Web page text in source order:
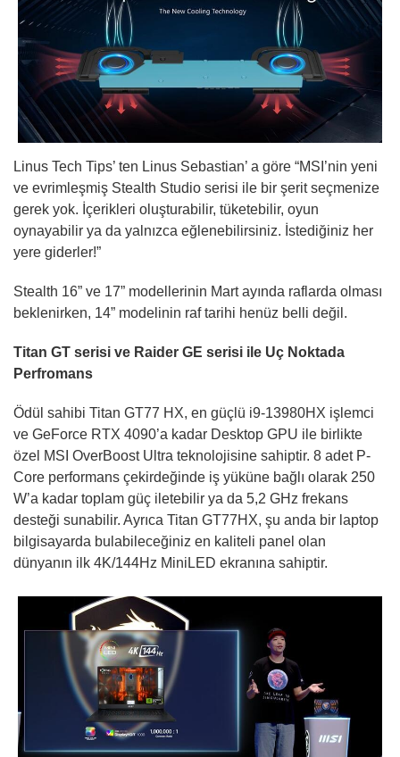
Linus Tech Tips’ ten Linus Sebastian’ a göre “MSI’nin yeni
ve evrimleşmiş Stealth Studio serisi ile bir şerit seçmenize
gerek yok. İçerikleri oluşturabilir, tüketebilir, oyun
oynayabilir ya da yalnızca eğlenebilirsiniz. İstediğiniz her
yere giderler!”
Stealth 16” ve 17” modellerinin Mart ayında raflarda olması
beklenirken, 14” modelinin raf tarihi henüz belli değil.
Titan GT serisi ve Raider GE serisi ile Uç Noktada
Perfromans
Ödül sahibi Titan GT77 HX, en güçlü i9-13980HX işlemci
ve GeForce RTX 4090’a kadar Desktop GPU ile birlikte
özel MSI OverBoost Ultra teknolojisine sahiptir. 8 adet P-
Core performans çekirdeğinde iş yüküne bağlı olarak 250
W’a kadar toplam güç iletebilir ya da 5,2 GHz frekans
desteği sunabilir. Ayrıca Titan GT77HX, şu anda bir laptop
bilgisayarda bulabileceğiniz en kaliteli panel olan
dünyanın ilk 4K/144Hz MiniLED ekranına sahiptir.